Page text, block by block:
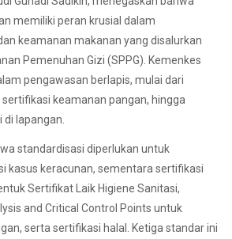
memiliki peran krusial dalam
keamanan makanan yang disalurkan
Pemenuhan Gizi (SPPG). Kemenkes
pengawasan berlapis, mulai dari
keamanan pangan, hingga
lapangan.
standardisasi diperlukan untuk
kasus keracunan, sementara sertifikasi
Sertifikat Laik Higiene Sanitasi,
and Critical Control Points untuk
serta sertifikasi halal. Ketiga standar ini